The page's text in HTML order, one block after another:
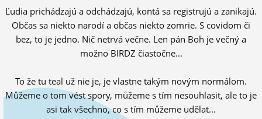
FÓRUM
STATUSY
BLOGY
OBRÁZKY
ĽUDIA
Ľudia prichádzajú a odchádzajú, kontá sa registrujú a zanikajú.
Občas sa niekto narodí a občas niekto zomrie. S covidom či
bez, to je jedno. Nič netrvá večne. Len pán Boh je večný a
možno BIRDZ čiastočne...
To že tu teal už nie je, je vlastne takým novým normálom.
Můžeme o tom vést spory, můžeme s tím nesouhlasit, ale to je
asi tak všechno, co s tím můžeme udělat...